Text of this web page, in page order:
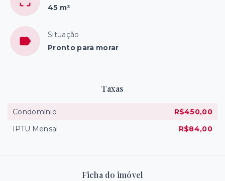
45 m²
Situação
Pronto para morar
Taxas
Condomínio
R$450,00
IPTU Mensal
R$84,00
Ficha do imóvel